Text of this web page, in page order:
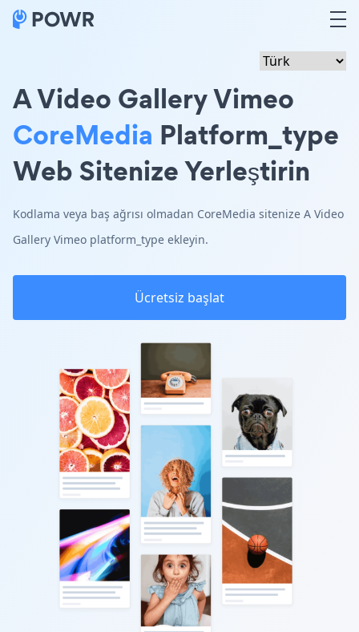
A Video Gallery Vimeo
CoreMedia Platform_type
Web Sitenize Yerleştirin
Kodlama veya baş ağrısı olmadan CoreMedia sitenize A Video
Gallery Vimeo platform_type ekleyin.
Ücretsiz başlat